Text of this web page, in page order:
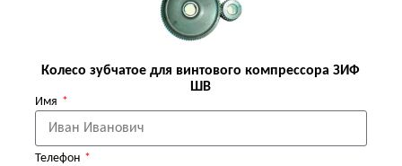
Колесо зубчатое для винтового компрессора ЗИФ
ШВ
Имя
Телефон